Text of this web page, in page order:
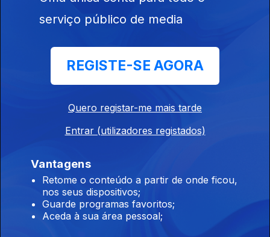
12 jun. 2019
Jorge Moreira
da Silva
Junior e Luís
serviço público de media
REGISTE-SE AGORA
Quero registar-me mais tarde
Entrar (utilizadores registados)
Vantagens
Retome o conteúdo a partir de onde ficou,
nos seus dispositivos;
Guarde programas favoritos;
Aceda à sua área pessoal;